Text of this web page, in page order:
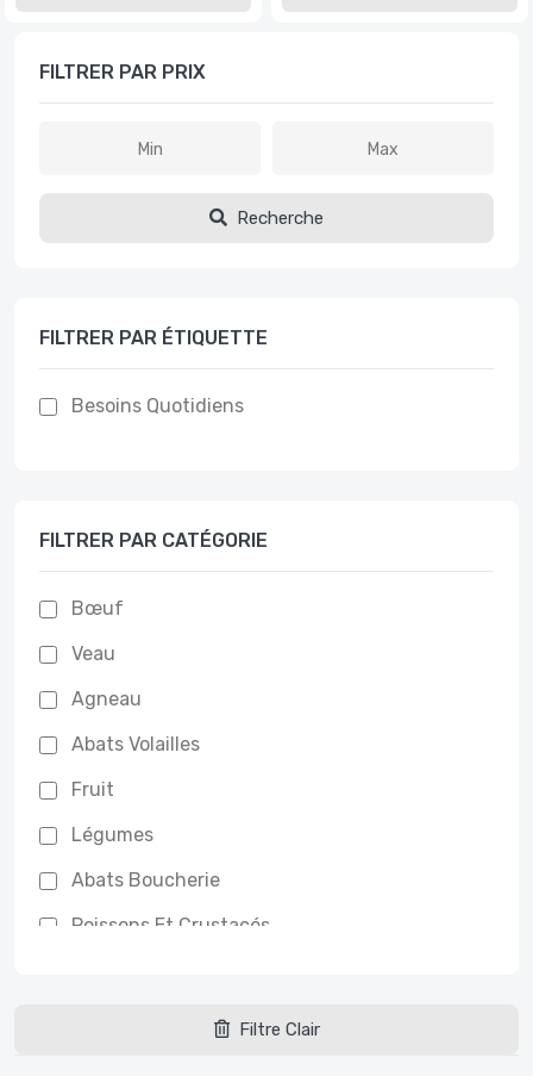
FILTRER PAR PRIX
Recherche
FILTRER PAR ÉTIQUETTE
Besoins Quotidiens
FILTRER PAR CATÉGORIE
Bœuf
Veau
Agneau
Abats Volailles
Fruit
Légumes
Abats Boucherie
Poissons Et Crustacés
Filets De Poisson
Filtre Clair